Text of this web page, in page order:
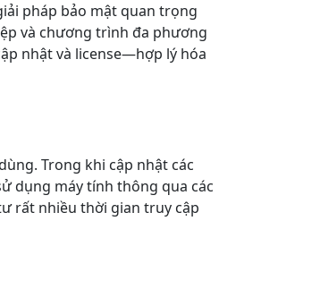
pháp bảo mật quan trọng
và chương trình đa phương
nhật và license—hợp lý hóa
Trong khi cập nhật các
dụng máy tính thông qua các
rất nhiều thời gian truy cập